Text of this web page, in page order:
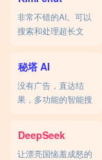
非常不错的AI。可以
搜索和处理超长文
秘塔 AI
没有广告，直达结
果，多功能的智能搜
DeepSeek
让漂亮国恼羞成怒的